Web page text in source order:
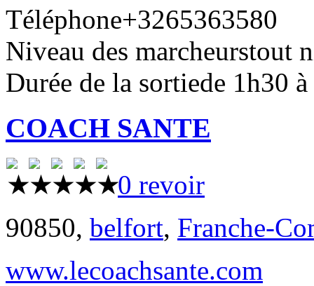
Téléphone+3265363580
Niveau des marcheurstout
Durée de la sortiede 1h30
COACH SANTE
0 revoir
90850, belfort, Franche-
www.lecoachsante.com